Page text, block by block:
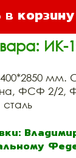
корзину
ИК-
мм.
ФСФ 2/2,